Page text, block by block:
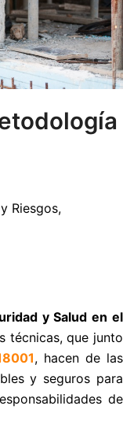
Riesgos,
y Salud en el
técnicas, que junto
, hacen de las
y seguros para
de